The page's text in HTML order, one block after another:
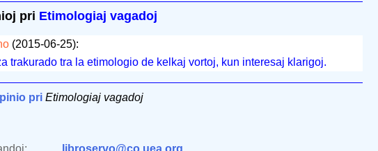
pri Etimologiaj vagadoj
(2015-06-25):
trakurado tra la etimologio de kelkaj vortoj, kun interesaj klarigoj.
pri Etimologiaj vagadoj